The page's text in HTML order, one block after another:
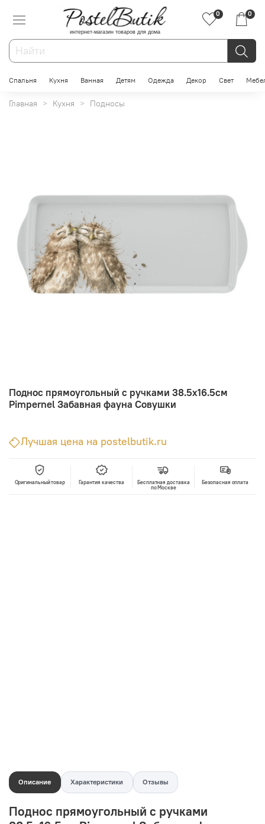
интернет-магазин товаров для дома
0 0
Спальня Кухня Ванная Детям Одежда Декор Свет
Главная Кухня Подносы
Поднос прямоугольный с ручками 38.5х16.5см
Pimpernel Забавная фауна Совушки
Лучшая цена на postelbutik.ru
Оригинальный товар Гарантия качества
Бесплатная доставка
по Москве
Безопасная оплата
Описание Характеристики Отзывы
Поднос прямоугольный с ручками